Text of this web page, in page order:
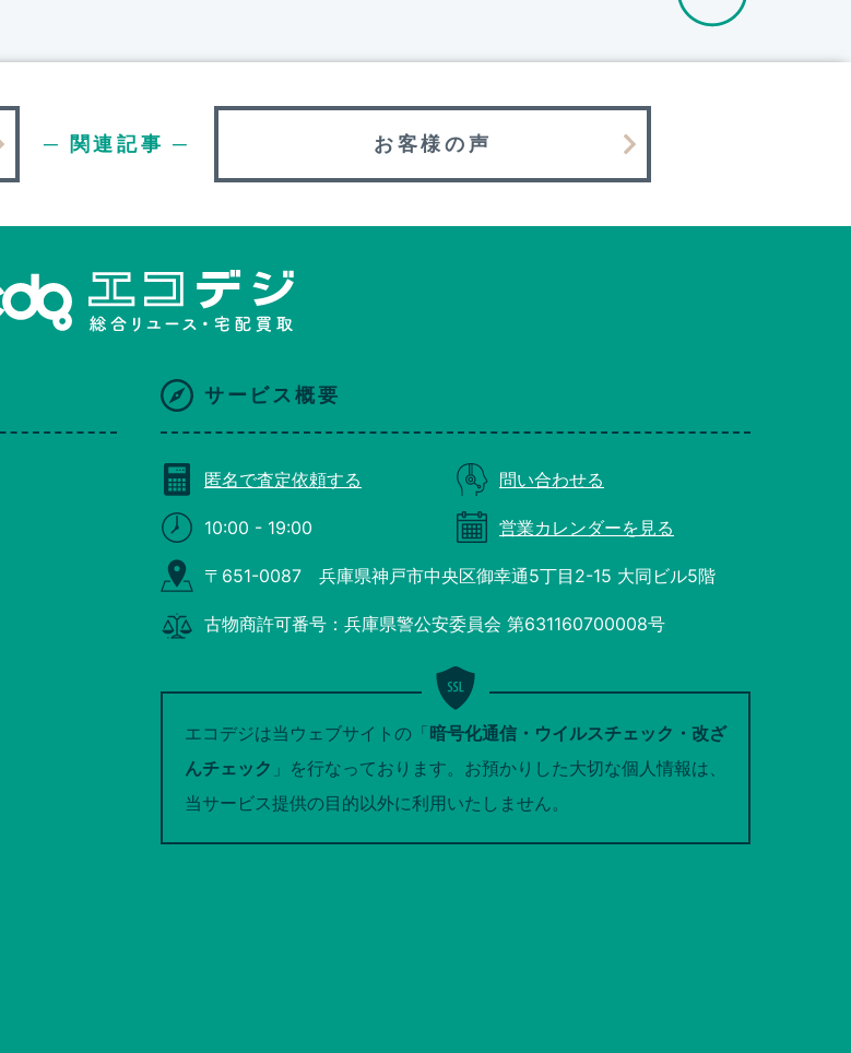
─ 関連記事 ─ お客様の声
サービス概要
匿名で査定依頼する 問い合わせる
10:00 - 19:00 営業カレンダーを見る
〒651-0087 兵庫県神戸市中央区御幸通5丁目2-15 大同ビル5階
古物商許可番号：兵庫県警公安委員会 第631160700008号
エコデジは当ウェブサイトの「暗号化通信・ウイルスチェック・改ざ
んチェック 」を行なっております。お預かりした大切な個人情報は、
当サービス提供の目的以外に利用いたしません。